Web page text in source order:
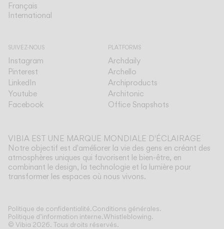
Français
International
SUIVEZ-NOUS
Instagram
Pinterest
LinkedIn
Youtube
Facebook
PLATFORMS
Archdaily
Archello
Archiproducts
Architonic
Office Snapshots
VIBIA EST UNE MARQUE MONDIALE D'ÉCLAIRAGE
Notre objectif est d'améliorer la vie des gens en créant des
atmosphères uniques qui favorisent le bien-être, en
combinant le design, la technologie et la lumière pour
transformer les espaces où nous vivons.
Politique de confidentialité.Conditions générales.
Politique d’information interne.Whistleblowing.
© Vibia 2026. Tous droits réservés.